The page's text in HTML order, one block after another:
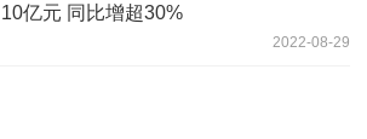
10亿元 同比增超30%
2022-08-29